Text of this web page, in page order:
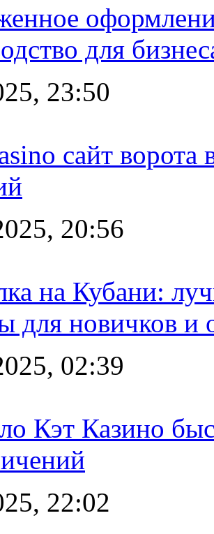
для
23:50
сайт
20:56
на Кубани:
для новичков
02:39
Кэт Казино
22:02